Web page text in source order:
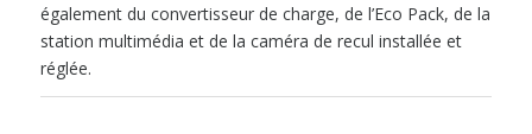
également du convertisseur de charge, de l’Eco Pack, de la
station multimédia et de la caméra de recul installée et
réglée.